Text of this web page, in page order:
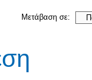
Μετάβαση σε: